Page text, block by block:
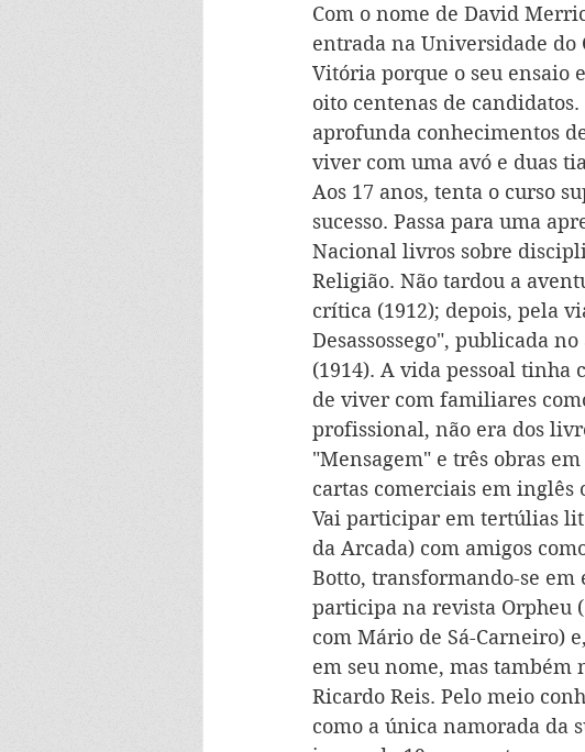
Com o nome de David
entrada na Universidade do
Vitória porque o seu ensaio
oito centenas de
aprofunda conhecimentos
viver com uma avó e duas
Aos 17 anos, tenta o curso
sucesso. Passa para uma
Nacional livros sobre
Religião. Não tardou a
crítica (1912); depois, pela
Desassossego", publicada
(1914). A vida pessoal tinha
de viver com familiares
profissional, não era dos
"Mensagem" e três obras
cartas comerciais em inglês
Vai participar em tertúlias
da Arcada) com amigos
Botto, transformando-se
participa na revista Orpheu
com Mário de Sá-Carneiro)
em seu nome, mas também
Ricardo Reis. Pelo meio
como a única namorada da